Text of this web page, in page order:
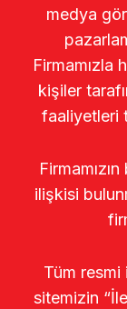
medya
Firmamızla
kişiler
faaliyetleri
ilişkisi
Tüm
sitemizin